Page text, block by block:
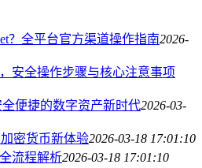
？全平台官方渠道操作指南2026-
安全操作步骤与核心注意事项
便捷的数字资产新时代2026-03-
密货币新体验2026-03-18 17:01:10
流程解析2026-03-18 17:01:10